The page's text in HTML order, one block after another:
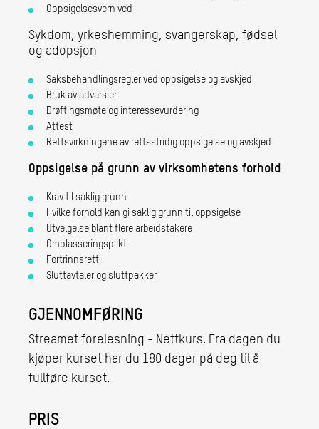
Oppsigelsesvern ved
Sykdom, yrkeshemming, svangerskap, fødsel
og adopsjon
Saksbehandlingsregler ved oppsigelse og avskjed
Bruk av advarsler
Drøftingsmøte og interessevurdering
Attest
Rettsvirkningene av rettsstridig oppsigelse og avskjed
Oppsigelse på grunn av virksomhetens forhold
Krav til saklig grunn
Hvilke forhold kan gi saklig grunn til oppsigelse
Utvelgelse blant flere arbeidstakere
Omplasseringsplikt
Fortrinnsrett
Sluttavtaler og sluttpakker
GJENNOMFØRING
Streamet forelesning - Nettkurs. Fra dagen du
kjøper kurset har du 180 dager på deg til å
fullføre kurset.
PRIS